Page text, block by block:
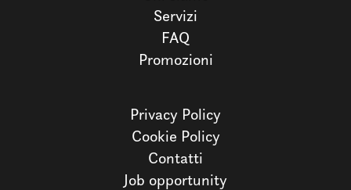
Servizi
FAQ
Promozioni
Privacy Policy
Cookie Policy
Contatti
Job opportunity